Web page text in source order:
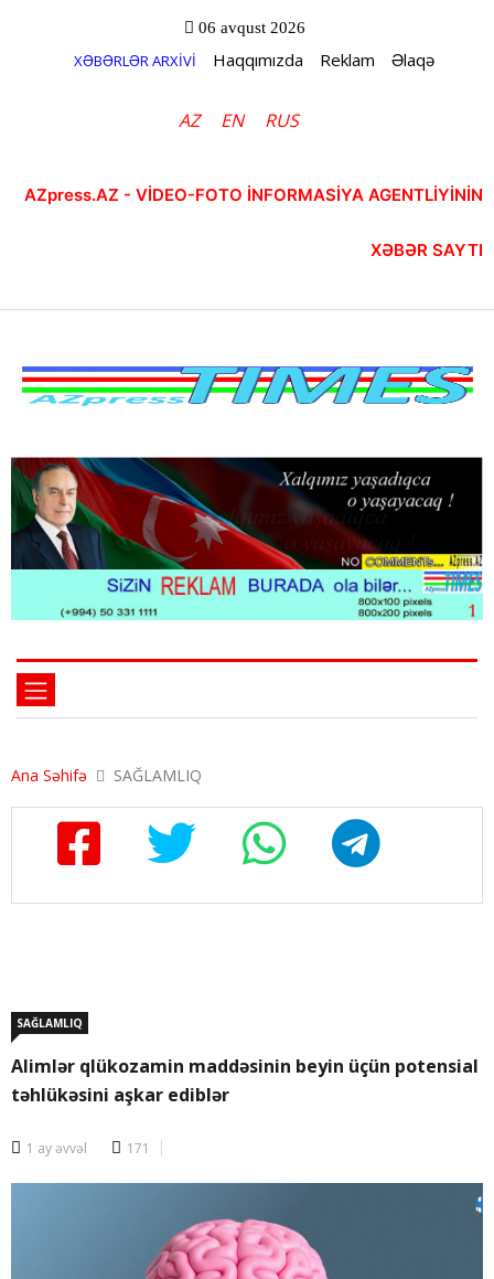
06 avqust 2026
XƏBƏRLƏR ARXİVİ Haqqımızda Reklam Əlaqə
AZ EN RUS
AZpress.AZ - VİDEO-FOTO İNFORMASİYA AGENTLİYİNİN
XƏBƏR SAYTI
Ana Səhifə SAĞLAMLIQ
SAĞLAMLIQ
Alimlər qlükozamin maddəsinin beyin üçün potensial
təhlükəsini aşkar ediblər
1 ay əvvəl 171